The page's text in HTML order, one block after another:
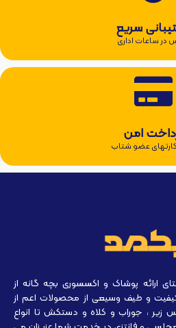
سریع
در ساعات اداری
امن
عضو شتاب
ارائه پوشاک و اکسسوری بچه گانه از
کیفیت و طیف وسیعی از محصولات اعم از
، جوراب و کلاه و دستکش تا انواع